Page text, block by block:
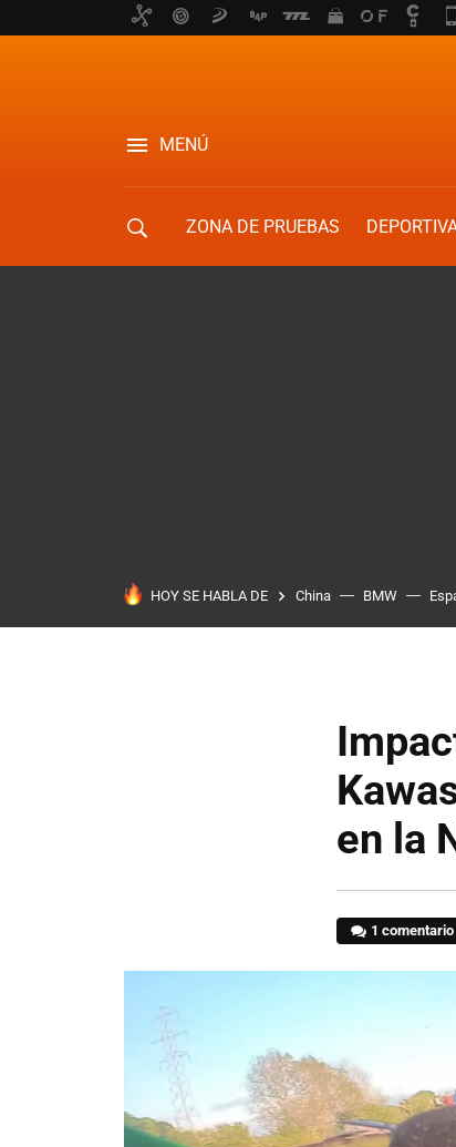
MENÚ
ZONA DE PRUEBAS
HOY SE HABLA DE China BMW
en la
1 comentario